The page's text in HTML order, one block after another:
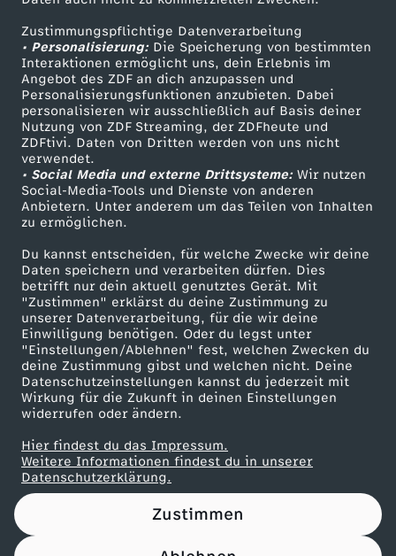
Zustimmungspflichtige Datenverarbeitung
• Personalisierung:Die Speicherung von bestimmten
Interaktionen ermöglicht uns, dein Erlebnis im
Angebot des ZDF an dich anzupassen und
Personalisierungsfunktionen anzubieten. Dabei
personalisieren wir ausschließlich auf Basis deiner
Nutzung von ZDF Streaming, der ZDFheute und
ZDFtivi. Daten von Dritten werden von uns nicht
verwendet.
• Social Media und externe Drittsysteme:Wir nutzen
Social-Media-Tools und Dienste von anderen
Anbietern. Unter anderem um das Teilen von Inhalten
zu ermöglichen.
Du kannst entscheiden, für welche Zwecke wir deine
Daten speichern und verarbeiten dürfen. Dies
betrifft nur dein aktuell genutztes Gerät. Mit
"Zustimmen" erklärst du deine Zustimmung zu
unserer Datenverarbeitung, für die wir deine
Einwilligung benötigen. Oder du legst unter
"Einstellungen/Ablehnen" fest, welchen Zwecken du
deine Zustimmung gibst und welchen nicht. Deine
Datenschutzeinstellungen kannst du jederzeit mit
Wirkung für die Zukunft in deinen Einstellungen
widerrufen oder ändern.
Hier findest du das Impressum.
Weitere Informationen findest du in unserer
Datenschutzerklärung.
Zustimmen
e
i
n
F
e
t
t
-
D
i
e
F
ZDFtext
Livestreams
Sendungen A-Z
TV-Programm
Tickets
Zuschauerservice
Hilfe
ZDF Unternehmen
Karriere
ZDF goes Schule
Werbefernsehen
Mainzelmännchen
Partner